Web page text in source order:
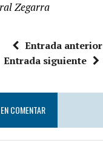
Zegarra
Entrada anterior
Entrada siguiente
COMENTAR